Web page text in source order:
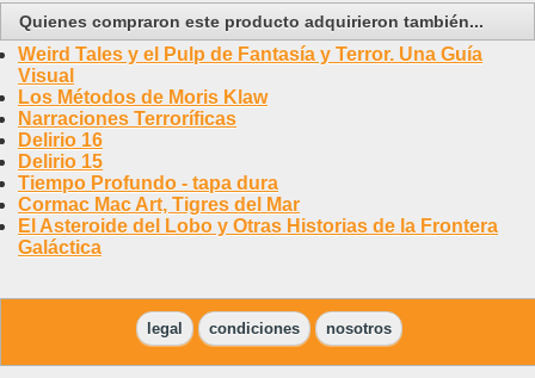
Quienes compraron este producto adquirieron también...
Weird Tales y el Pulp de Fantasía y Terror. Una Guía
Visual
Los Métodos de Moris Klaw
Narraciones Terroríficas
Delirio 16
Delirio 15
Tiempo Profundo - tapa dura
Cormac Mac Art, Tigres del Mar
El Asteroide del Lobo y Otras Historias de la Frontera
Galáctica
legal condiciones nosotros